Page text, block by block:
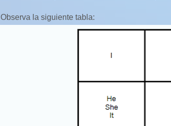
Observa la siguiente tabla: